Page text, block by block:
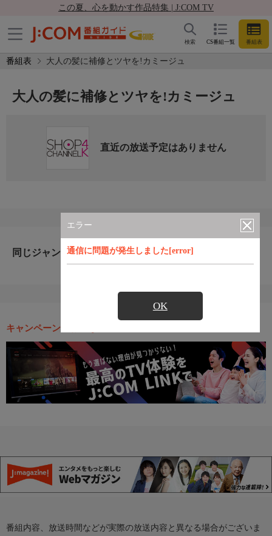
この夏、心を動かす作品特集 | J:COM TV
CS番組一覧 番組表
検索
番組表 大人の髪に補修とツヤを!カミージュ
エラー
通信に問題が発生しました[error]
OK
大人の髪に補修とツヤを!カミージュ
直近の放送予定はありません
同じジャンルのおすすめ番組
キャンペーン・お得な情報
番組内容、放送時間などが実際の放送内容と異なる場合がございま